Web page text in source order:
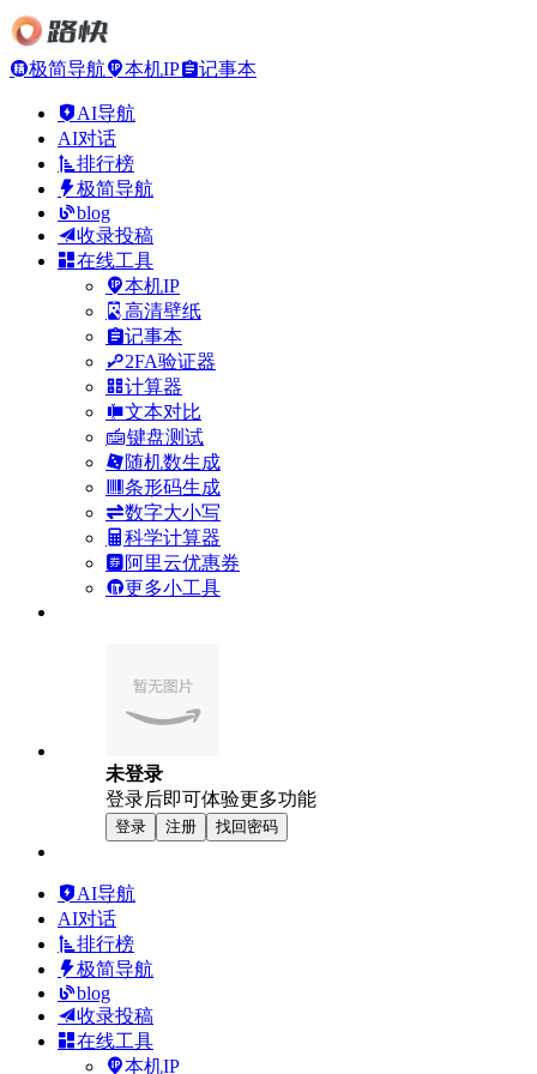
极简导航 本机IP 记事本
AI导航
AI对话
排行榜
极简导航
blog
收录投稿
在线工具
本机IP
高清壁纸
记事本
2FA验证器
计算器
文本对比
键盘测试
随机数生成
条形码生成
数字大小写
科学计算器
阿里云优惠券
更多小工具
未登录
登录后即可体验更多功能
登录 注册 找回密码
AI导航
AI对话
排行榜
极简导航
blog
收录投稿
在线工具
本机IP